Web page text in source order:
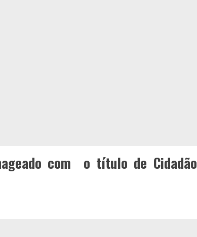
com o título de Cidadão